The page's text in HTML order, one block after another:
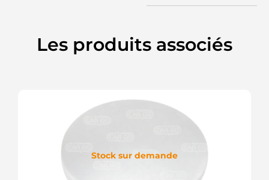
Les produits associés
Stock sur demande